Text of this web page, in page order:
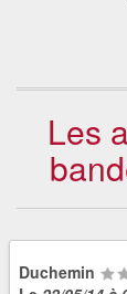
Les
Duchemin